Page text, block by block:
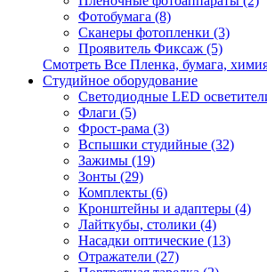
Фотобумага (8)
Сканеры фотопленки (3)
Проявитель Фиксаж (5)
Смотреть Все Пленка, бумага,
Студийное оборудование
Светодиодные LED
Флаги (5)
Фрост-рама (3)
Вспышки студийные (32)
Зажимы (19)
Зонты (29)
Комплекты (6)
Кронштейны и адаптеры (4)
Лайткубы, столики (4)
Насадки оптические (13)
Отражатели (27)